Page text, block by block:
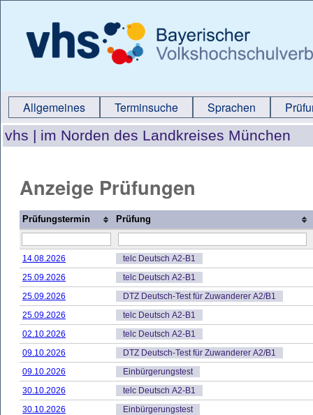
Allgemeines Terminsuche Sprachen
vhs | im Norden des Landkreises München
Anzeige Prüfungen
Prüfungstermin Prüfung
14.08.2026
telc Deutsch A2-B1
25.09.2026
telc Deutsch A2-B1
25.09.2026
DTZ Deutsch-Test für Zuwanderer A2/B1
25.09.2026
telc Deutsch A2-B1
02.10.2026
telc Deutsch A2-B1
09.10.2026
DTZ Deutsch-Test für Zuwanderer A2/B1
09.10.2026
Einbürgerungstest
30.10.2026
telc Deutsch A2-B1
30.10.2026
Einbürgerungstest